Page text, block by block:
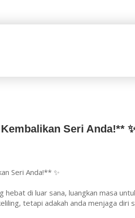
Seri Anda!**
Seri Anda!** ✨
hebat di luar sana, luangkan masa
tetapi adakah anda menjaga diri